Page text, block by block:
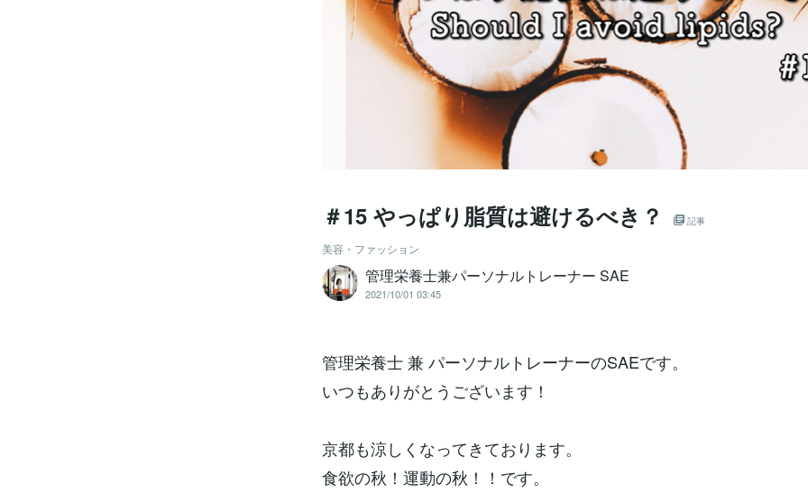
＃15 やっぱり脂質は避けるべき？ 記事
美容・ファッション
管理栄養士兼パーソナルトレーナー SAE
2021/10/01 03:45
管理栄養士 兼 パーソナルトレーナーのSAEです。
いつもありがとうございます！
京都も涼しくなってきております。
食欲の秋！運動の秋！！です。